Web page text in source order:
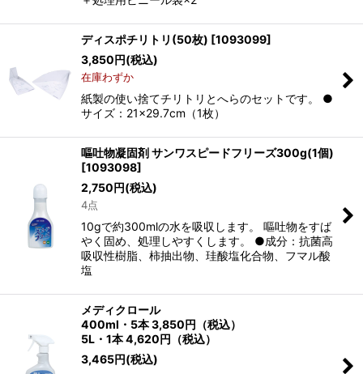
ディスポチリトリ(50枚) [1093099]
3,850円(税込)
在庫わずか
紙製の使い捨てチリトリとへらのセットです。 ●
サイズ：21×29.7cm（1枚）
嘔吐物凝固剤 サンワスピードフリーズ300g(1個)
[1093098]
2,750円(税込)
4点
10gで約300mlの水を吸収します。 嘔吐物をすば
やく固め、処理しやすくします。 ●成分：抗菌高
吸収性樹脂、柿抽出物、珪酸塩化合物、フマル酸
塩
メディクロール
400ml・5本 3,850円（税込）
5L・1本 4,620円（税込）
3,465円(税込)